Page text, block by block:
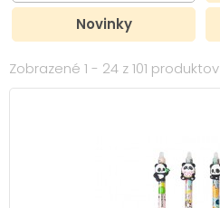
Novinky
Zobrazené 1 - 24 z 101 produktov